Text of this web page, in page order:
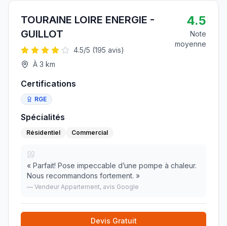
TOURAINE LOIRE ENERGIE -
GUILLOT
4.5/5 (195 avis)
À 3 km
4.5
Note
moyenne
Certifications
RGE
Spécialités
Résidentiel Commercial
« Parfait! Pose impeccable d’une pompe à chaleur.
Nous recommandons fortement. »
— Vendeur Appartement, avis Google
Devis Gratuit